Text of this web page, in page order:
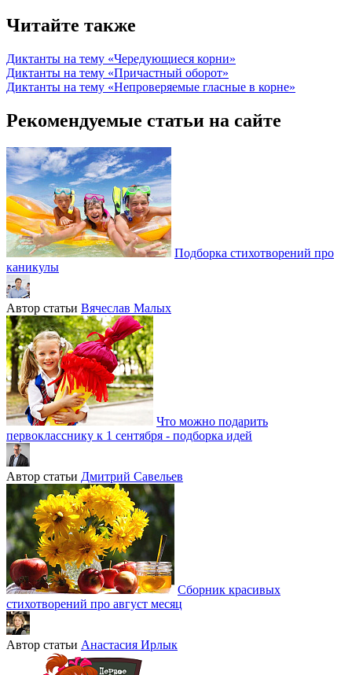
Читайте также
Диктанты на тему «Чередующиеся корни»
Диктанты на тему «Причастный оборот»
Диктанты на тему «Непроверяемые гласные в корне»
Рекомендуемые статьи на сайте
Подборка стихотворений про
каникулы
Автор статьи Вячеслав Малых
Что можно подарить
первокласснику к 1 сентября - подборка идей
Автор статьи Дмитрий Савельев
Сборник красивых
стихотворений про август месяц
Автор статьи Анастасия Ирлык